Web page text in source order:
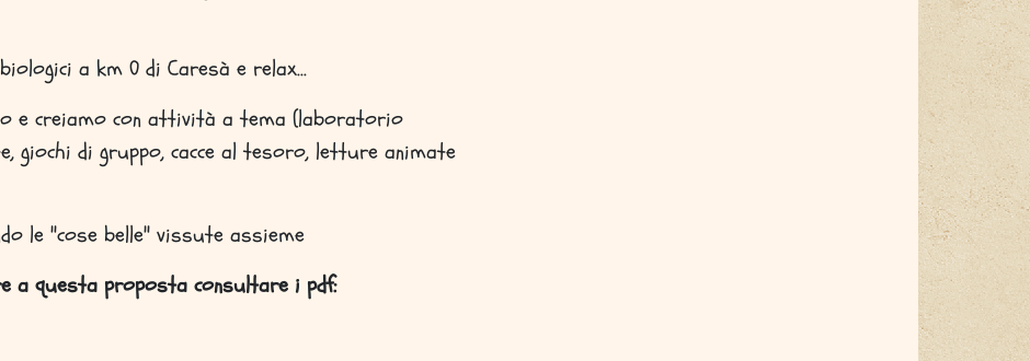
a km 0 di Caresà e relax...
e creiamo con attività a tema (laboratorio
giochi di gruppo, cacce al tesoro, letture animate
le "cose belle" vissute assieme
a questa proposta consultare i pdf: